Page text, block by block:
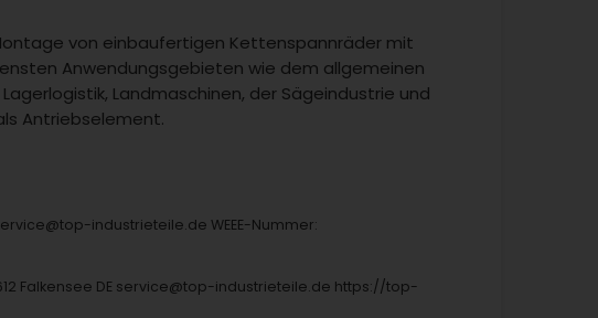
von einbaufertigen Kettenspannräder mit
Anwendungsgebieten wie dem allgemeinen
Landmaschinen, der Sägeindustrie und
Antriebselement.
service@top-industrieteile.de WEEE-Nummer:
Falkensee DE service@top-industrieteile.de https://top-